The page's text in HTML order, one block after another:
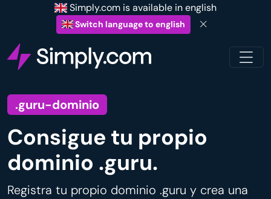
Simply.com is available in english
Switch language to english
.guru-dominio
Consigue tu propio
dominio .guru.
Registra tu propio dominio .guru y crea una